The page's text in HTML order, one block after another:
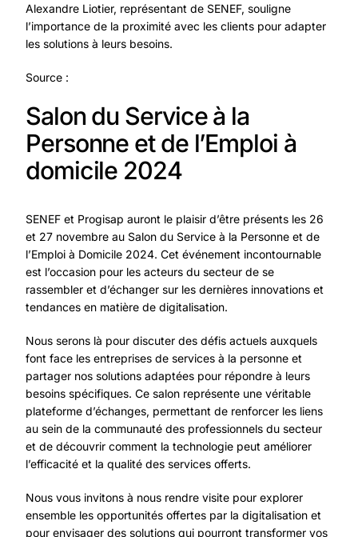
Alexandre Liotier, représentant de SENEF, souligne
l’importance de la proximité avec les clients pour adapter
les solutions à leurs besoins.
Source :
Salon du Service à la
Personne et de l’Emploi à
domicile 2024
SENEF et Progisap auront le plaisir d’être présents les 26
et 27 novembre au Salon du Service à la Personne et de
l’Emploi à Domicile 2024. Cet événement incontournable
est l’occasion pour les acteurs du secteur de se
rassembler et d’échanger sur les dernières innovations et
tendances en matière de digitalisation.
Nous serons là pour discuter des défis actuels auxquels
font face les entreprises de services à la personne et
partager nos solutions adaptées pour répondre à leurs
besoins spécifiques. Ce salon représente une véritable
plateforme d’échanges, permettant de renforcer les liens
au sein de la communauté des professionnels du secteur
et de découvrir comment la technologie peut améliorer
l’efficacité et la qualité des services offerts.
Nous vous invitons à nous rendre visite pour explorer
ensemble les opportunités offertes par la digitalisation et
pour envisager des solutions qui pourront transformer vos